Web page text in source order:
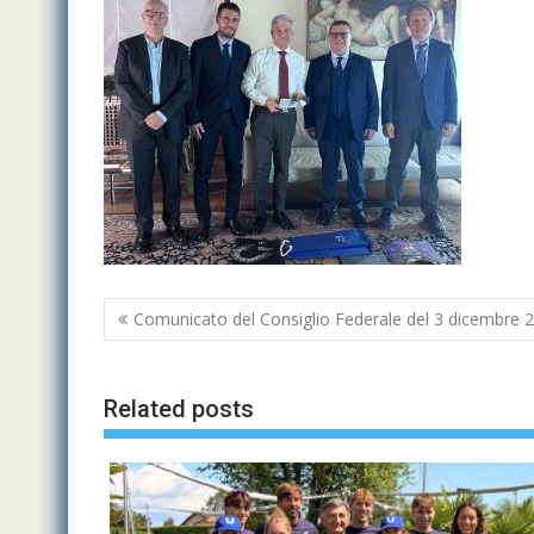
Navigazione
articoli
Comunicato del Consiglio Federale del 3 dicembre
Related posts